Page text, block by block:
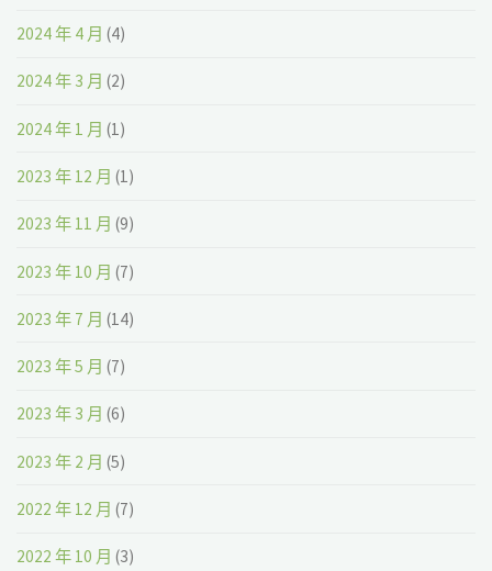
2024 年 4 月 (4)
2024 年 3 月 (2)
2024 年 1 月 (1)
2023 年 12 月 (1)
2023 年 11 月 (9)
2023 年 10 月 (7)
2023 年 7 月 (14)
2023 年 5 月 (7)
2023 年 3 月 (6)
2023 年 2 月 (5)
2022 年 12 月 (7)
2022 年 10 月 (3)